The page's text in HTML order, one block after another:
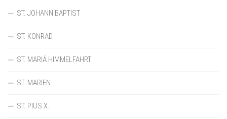
ST. JOHANN BAPTIST
ST. KONRAD
ST. MARIÄ HIMMELFAHRT
ST. MARIEN
ST. PIUS X.